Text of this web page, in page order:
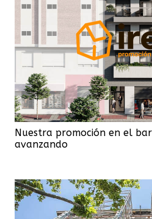
Nuestra promoción en el
avanzando